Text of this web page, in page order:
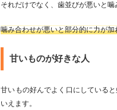
それだけでなく、歯並びが悪いと噛
噛み合わせが悪いと部分的に力が
甘いものが好きな人
甘いもの好んでよく口にしている
いえます。